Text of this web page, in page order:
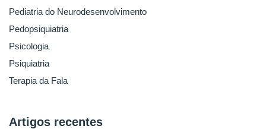
Pediatria do Neurodesenvolvimento
Pedopsiquiatria
Psicologia
Psiquiatria
Terapia da Fala
Artigos recentes